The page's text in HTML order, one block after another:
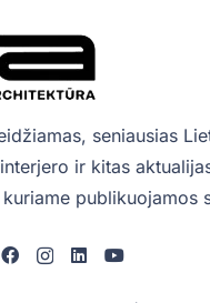
seniausias
ir kitas
publikuojamos